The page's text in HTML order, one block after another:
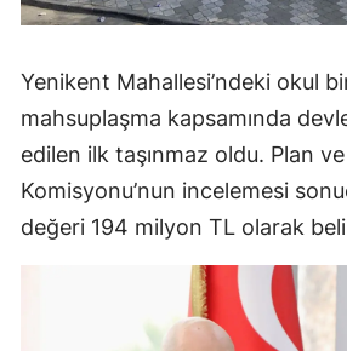
Yenikent Mahallesi’ndeki okul
mahsuplaşma kapsamında
edilen ilk taşınmaz oldu. Plan
Komisyonu’nun incelemesi
değeri 194 milyon TL olarak